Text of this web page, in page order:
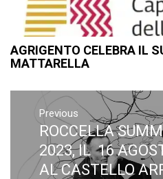
AGRIGENTO CELEBRA IL
MATTARELLA
Navigazione
articoli
Previous
Previous
post:
ROCCELLA
2023, IL 16
AL CASTELLO